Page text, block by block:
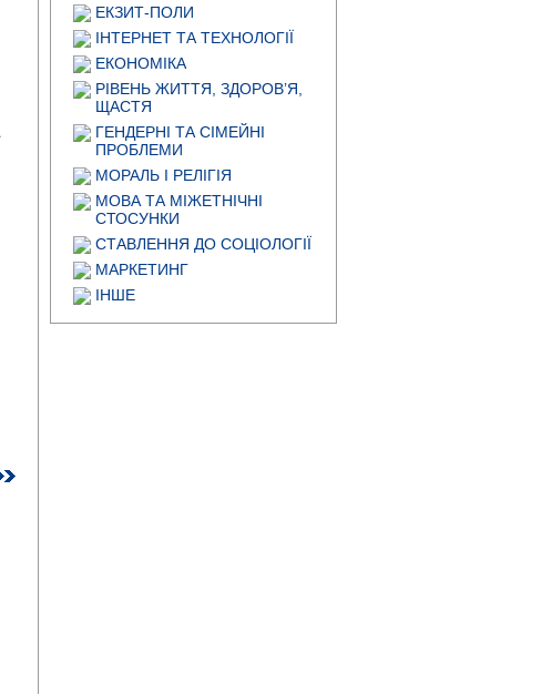
ЕКЗИТ-ПОЛИ
ІНТЕРНЕТ ТА ТЕХНОЛОГІЇ
ЕКОНОМІКА
РІВЕНЬ ЖИТТЯ, ЗДОРОВ’Я,
ЩАСТЯ
ГЕНДЕРНІ ТА СІМЕЙНІ
ПРОБЛЕМИ
МОРАЛЬ І РЕЛІГІЯ
МОВА ТА МІЖЕТНІЧНІ
СТОСУНКИ
СТАВЛЕННЯ ДО СОЦІОЛОГІЇ
МАРКЕТИНГ
ІНШЕ